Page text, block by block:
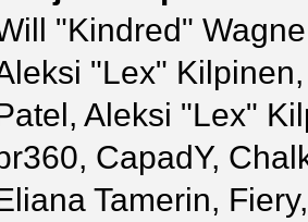
"Kindred"
"Lex"
Aleksi "Lex"
CapadY,
Tamerin,